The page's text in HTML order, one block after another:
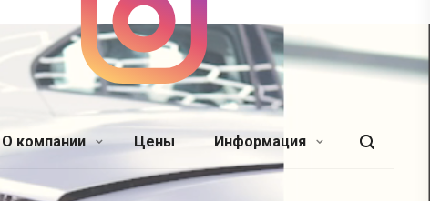
О компании Цены Информация